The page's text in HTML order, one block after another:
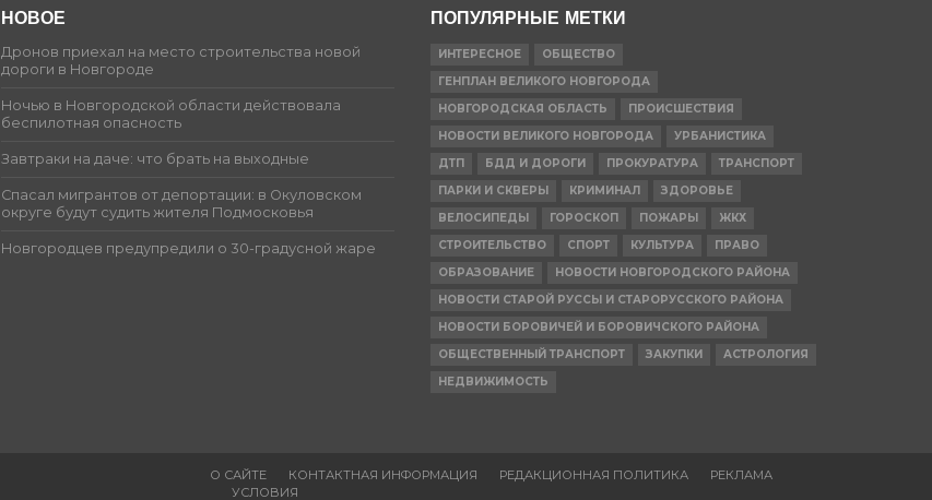
НОВОЕ
Дронов приехал на место строительства новой
дороги в Новгороде
Ночью в Новгородской области действовала
беспилотная опасность
Завтраки на даче: что брать на выходные
Спасал мигрантов от депортации: в Окуловском
округе будут судить жителя Подмосковья
Новгородцев предупредили о 30-градусной жаре
ПОПУЛЯРНЫЕ МЕТКИ
ИНТЕРЕСНОЕ
ОБЩЕСТВО
ГЕНПЛАН ВЕЛИКОГО НОВГОРОДА
НОВГОРОДСКАЯ ОБЛАСТЬ
ПРОИСШЕСТВИЯ
НОВОСТИ ВЕЛИКОГО НОВГОРОДА
УРБАНИСТИКА
ДТП
БДД И ДОРОГИ ПРОКУРАТУРА
ТРАНСПОРТ
ПАРКИ И СКВЕРЫ
КРИМИНАЛ
ЗДОРОВЬЕ
ВЕЛОСИПЕДЫ
ГОРОСКОП ПОЖАРЫ
ЖКХ
СТРОИТЕЛЬСТВО
СПОРТ КУЛЬТУРА
ПРАВО
ОБРАЗОВАНИЕ
НОВОСТИ НОВГОРОДСКОГО РАЙОНА
НОВОСТИ СТАРОЙ РУССЫ И СТАРОРУССКОГО РАЙОНА
НОВОСТИ БОРОВИЧЕЙ И БОРОВИЧСКОГО РАЙОНА
ОБЩЕСТВЕННЫЙ ТРАНСПОРТ
ЗАКУПКИ
АСТРОЛОГИЯ
НЕДВИЖИМОСТЬ
О САЙТЕ КОНТАКТНАЯ ИНФОРМАЦИЯ РЕДАКЦИОННАЯ ПОЛИТИКА
РЕКЛАМА
УСЛОВИЯ